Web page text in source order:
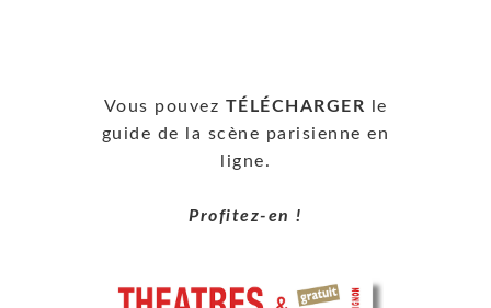
Vous pouvez TÉLÉCHARGER le
guide de la scène parisienne en
ligne.
Profitez-en !